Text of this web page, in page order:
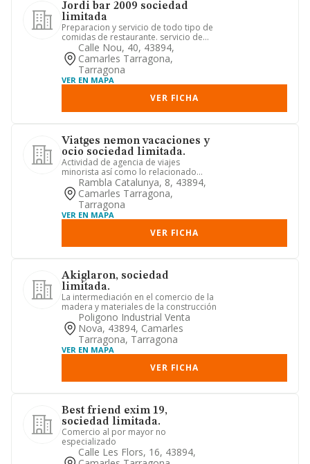
Jordi bar 2009 sociedad
limitada
Preparacion y servicio de todo tipo de
comidas de restaurante. servicio de
cafeteria y todo tipo de...
Calle Nou, 40, 43894,
Camarles Tarragona,
Tarragona
VER EN MAPA
VER FICHA
Viatges nemon vacaciones y
ocio sociedad limitada.
Actividad de agencia de viajes
minorista así como lo relacionado
directa oindirectamente con dicha ...
Rambla Catalunya, 8, 43894,
Camarles Tarragona,
Tarragona
VER EN MAPA
VER FICHA
Akiglaron, sociedad
limitada.
La intermediación en el comercio de la
madera y materiales de la construcción
Poligono Industrial Venta
Nova, 43894, Camarles
Tarragona, Tarragona
VER EN MAPA
VER FICHA
Best friend exim 19,
sociedad limitada.
Comercio al por mayor no
especializado
Calle Les Flors, 16, 43894,